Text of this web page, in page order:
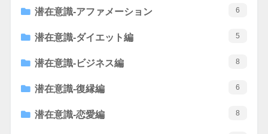
潜在意識-アファメーション 6
潜在意識-ダイエット編 5
潜在意識-ビジネス編 8
潜在意識-復縁編 6
潜在意識-恋愛編 8